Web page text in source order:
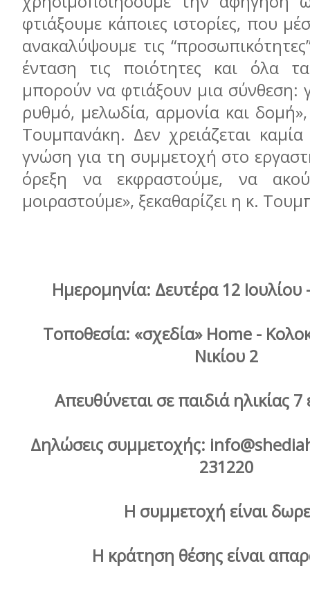
φτιάξουμε κάποιες ιστορίες, που
ανακαλύψουμε τις
ένταση τις ποιότητες και όλα
μπορούν να φτιάξουν μια σύνθεση:
ρυθμό, μελωδία, αρμονία και
Τουμπανάκη. Δεν χρειάζεται καμία
γνώση για τη συμμετοχή στο
όρεξη να εκφραστούμε, να
μοιραστούμε», ξεκαθαρίζει η κ.
Ημερομηνία: Δευτέρα 12
Τοποθεσία: «σχεδία» Home -
Νικίου 2
Απευθύνεται σε παιδιά ηλικίας
Δηλώσεις συμμετοχής:
231220
Η συμμετοχή είναι
Η κράτηση θέσης είναι